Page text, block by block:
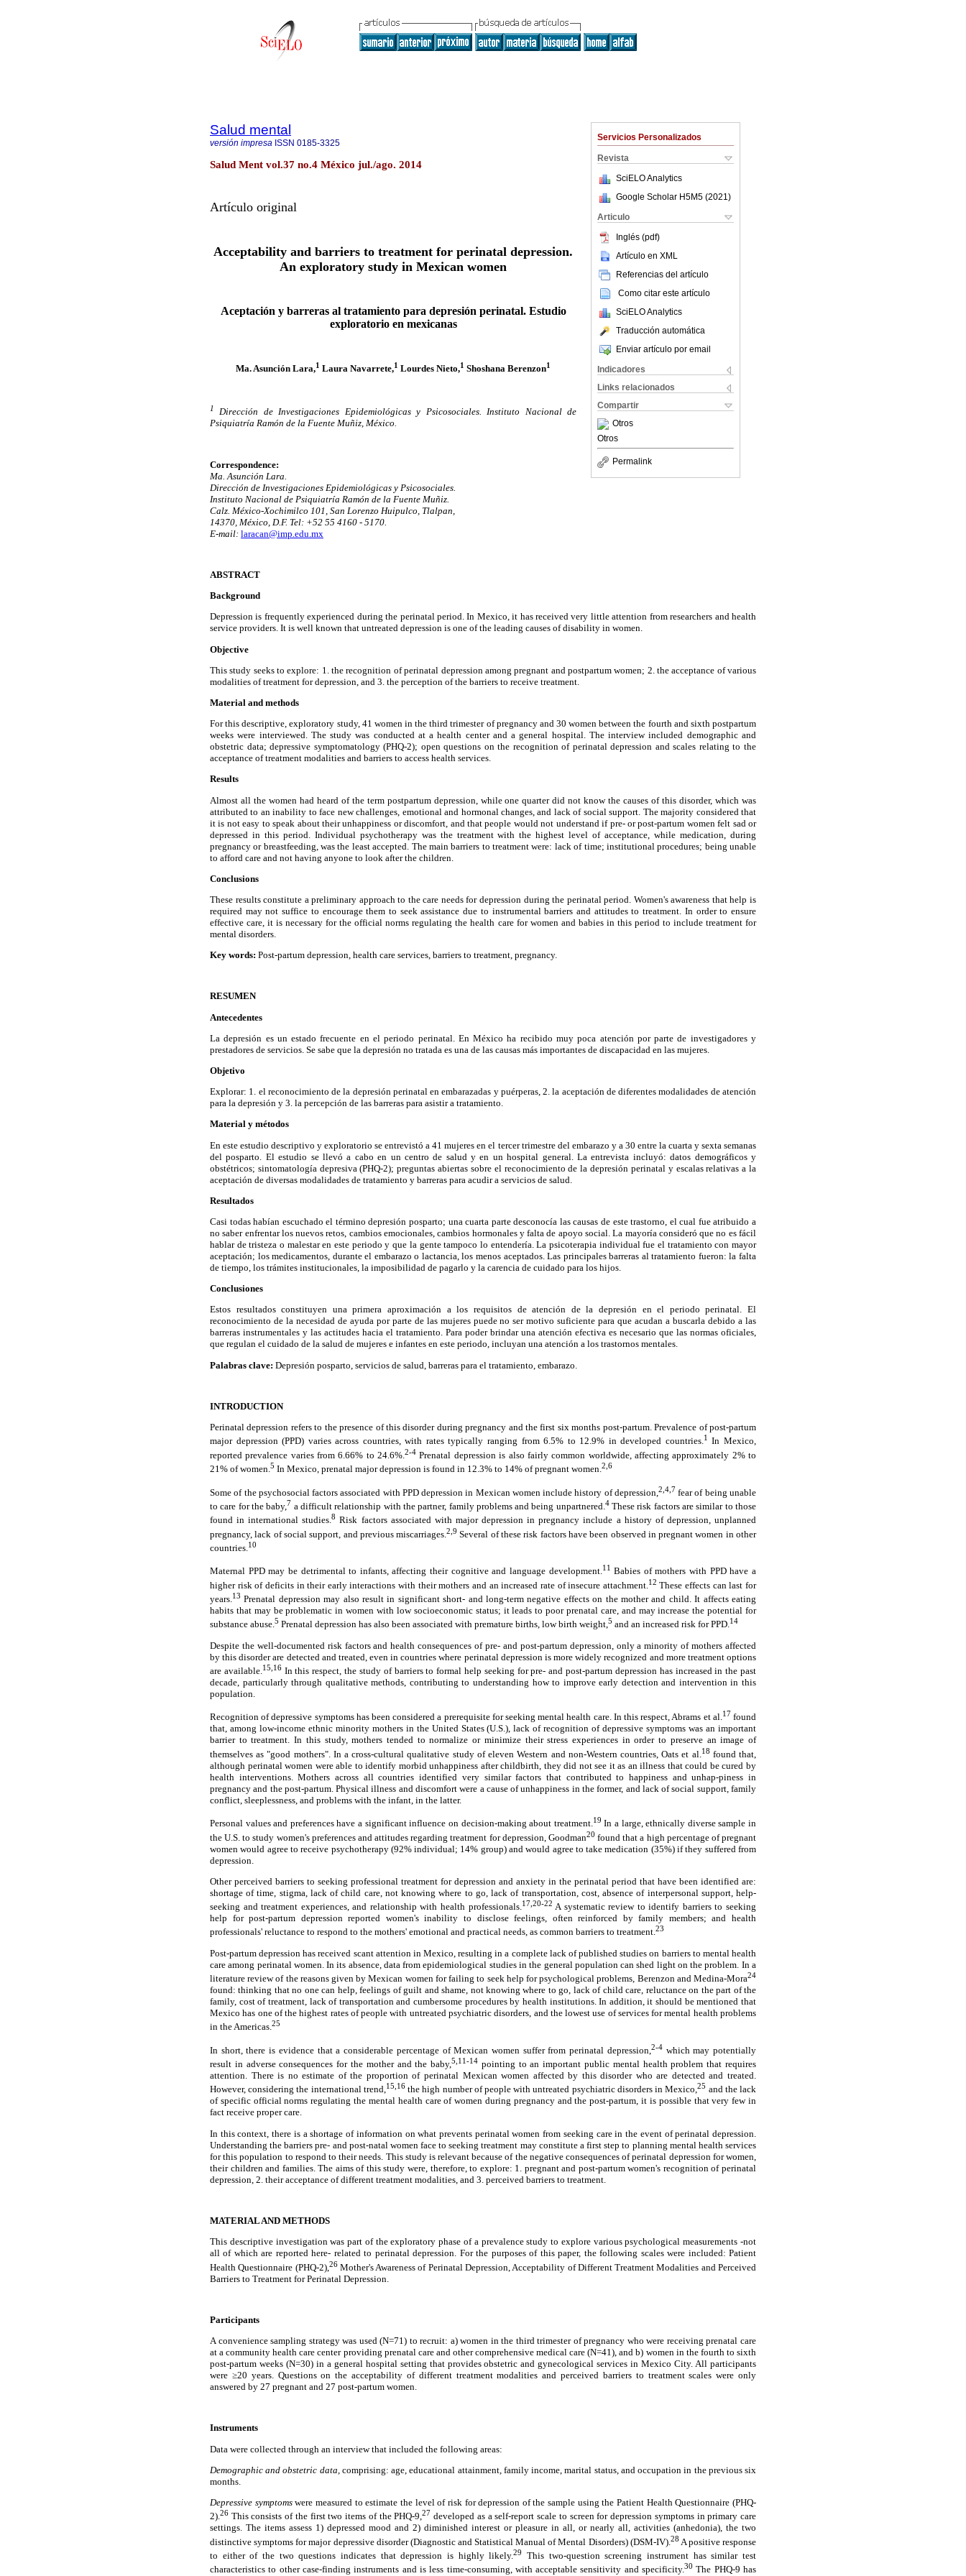
Servicios Personalizados
Revista
SciELO Analytics
Google Scholar H5M5 (2021 )
Articulo
Inglés (pdf)
Artículo en XML
Referencias del artículo
Como citar este artículo
SciELO Analytics
Traducción automática
Enviar artículo por email
Indicadores
Links relacionados
Compartir
Otros
Otros
Permalink
Salud mental
versión impresa ISSN 0185-3325
Salud Ment vol.37 no.4 México jul./ago. 2014
Artículo original
Acceptability and barriers to treatment for perinatal depression.
An exploratory study in Mexican women
Aceptación y barreras al tratamiento para depresión perinatal. Estudio
exploratorio en mexicanas
Ma. Asunción Lara,1 Laura Navarrete,1 Lourdes Nieto,1 Shoshana Berenzon1
1
Dirección de Investigaciones Epidemiológicas y Psicosociales. Instituto Nacional de
Psiquiatría Ramón de la Fuente Muñiz, México.
Correspondence:
Ma. Asunción Lara.
Dirección de Investigaciones Epidemiológicas y Psicosociales.
Instituto Nacional de Psiquiatría Ramón de la Fuente Muñiz.
Calz. México-Xochimilco 101, San Lorenzo Huipulco, Tlalpan,
14370, México, D.F. Tel: +52 55 4160 - 5170.
E-mail: laracan@imp.edu.mx
ABSTRACT
Background
Depression is frequently experienced during the perinatal period. In Mexico, it has received very little attention from researchers and health
service providers. It is well known that untreated depression is one of the leading causes of disability in women.
Objective
This study seeks to explore: 1. the recognition of perinatal depression among pregnant and postpartum women; 2. the acceptance of various
modalities of treatment for depression, and 3. the perception of the barriers to receive treatment.
Material and methods
For this descriptive, exploratory study, 41 women in the third trimester of pregnancy and 30 women between the fourth and sixth postpartum
weeks were interviewed. The study was conducted at a health center and a general hospital. The interview included demographic and
obstetric data; depressive symptomatology (PHQ-2); open questions on the recognition of perinatal depression and scales relating to the
acceptance of treatment modalities and barriers to access health services.
Results
Almost all the women had heard of the term postpartum depression, while one quarter did not know the causes of this disorder, which was
attributed to an inability to face new challenges, emotional and hormonal changes, and lack of social support. The majority considered that
it is not easy to speak about their unhappiness or discomfort, and that people would not understand if pre- or post-partum women felt sad or
depressed in this period. Individual psychotherapy was the treatment with the highest level of acceptance, while medication, during
pregnancy or breastfeeding, was the least accepted. The main barriers to treatment were: lack of time; institutional procedures; being unable
to afford care and not having anyone to look after the children.
Conclusions
These results constitute a preliminary approach to the care needs for depression during the perinatal period. Women's awareness that help is
required may not suffice to encourage them to seek assistance due to instrumental barriers and attitudes to treatment. In order to ensure
effective care, it is necessary for the official norms regulating the health care for women and babies in this period to include treatment for
mental disorders.
Key words: Post-partum depression, health care services, barriers to treatment, pregnancy.
RESUMEN
Antecedentes
La depresión es un estado frecuente en el periodo perinatal. En México ha recibido muy poca atención por parte de investigadores y
prestadores de servicios. Se sabe que la depresión no tratada es una de las causas más importantes de discapacidad en las mujeres.
Objetivo
Explorar: 1. el reconocimiento de la depresión perinatal en embarazadas y puérperas, 2. la aceptación de diferentes modalidades de atención
para la depresión y 3. la percepción de las barreras para asistir a tratamiento.
Material y métodos
En este estudio descriptivo y exploratorio se entrevistó a 41 mujeres en el tercer trimestre del embarazo y a 30 entre la cuarta y sexta semanas
del posparto. El estudio se llevó a cabo en un centro de salud y en un hospital general. La entrevista incluyó: datos demográficos y
obstétricos; sintomatología depresiva (PHQ-2); preguntas abiertas sobre el reconocimiento de la depresión perinatal y escalas relativas a la
aceptación de diversas modalidades de tratamiento y barreras para acudir a servicios de salud.
Resultados
Casi todas habían escuchado el término depresión posparto; una cuarta parte desconocía las causas de este trastorno, el cual fue atribuido a
no saber enfrentar los nuevos retos, cambios emocionales, cambios hormonales y falta de apoyo social. La mayoría consideró que no es fácil
hablar de tristeza o malestar en este periodo y que la gente tampoco lo entendería. La psicoterapia individual fue el tratamiento con mayor
aceptación; los medicamentos, durante el embarazo o lactancia, los menos aceptados. Las principales barreras al tratamiento fueron: la falta
de tiempo, los trámites institucionales, la imposibilidad de pagarlo y la carencia de cuidado para los hijos.
Conclusiones
Estos resultados constituyen una primera aproximación a los requisitos de atención de la depresión en el periodo perinatal. El
reconocimiento de la necesidad de ayuda por parte de las mujeres puede no ser motivo suficiente para que acudan a buscarla debido a las
barreras instrumentales y las actitudes hacia el tratamiento. Para poder brindar una atención efectiva es necesario que las normas oficiales,
que regulan el cuidado de la salud de mujeres e infantes en este periodo, incluyan una atención a los trastornos mentales.
Palabras clave: Depresión posparto, servicios de salud, barreras para el tratamiento, embarazo.
INTRODUCTION
Perinatal depression refers to the presence of this disorder during pregnancy and the first six months post-partum. Prevalence of post-partum
major depression (PPD) varies across countries, with rates typically ranging from 6.5% to 12.9% in developed countries.1 In Mexico,
reported prevalence varies from 6.66% to 24.6%.2-4 Prenatal depression is also fairly common worldwide, affecting approximately 2% to
21% of women.5 In Mexico, prenatal major depression is found in 12.3% to 14% of pregnant women.2,6
Some of the psychosocial factors associated with PPD depression in Mexican women include history of depression, 2,4,7 fear of being unable
to care for the baby,7 a difficult relationship with the partner, family problems and being unpartnered. 4These risk factors are similar to those
found in international studies.8 Risk factors associated with major depression in pregnancy include a history of depression, unplanned
pregnancy, lack of social support, and previous miscarriages.2,9 Several of these risk factors have been observed in pregnant women in other
countries. 10
Maternal PPD may be detrimental to infants, affecting their cognitive and language development.11 Babies of mothers with PPD have a
higher risk of deficits in their early interactions with their mothers and an increased rate of insecure attachment. 12 These effects can last for
years.13 Prenatal depression may also result in significant short- and long-term negative effects on the mother and child. It affects eating
habits that may be problematic in women with low socioeconomic status; it leads to poor prenatal care, and may increase the potential for
substance abuse.5 Prenatal depression has also been associated with premature births, low birth weight,5 and an increased risk for PPD.14
Despite the well-documented risk factors and health consequences of pre- and post-partum depression, only a minority of mothers affected
by this disorder are detected and treated, even in countries where perinatal depression is more widely recognized and more treatment options
are available. 15,16In this respect, the study of barriers to formal help seeking for pre- and post-partum depression has increased in the past
decade, particularly through qualitative methods, contributing to understanding how to improve early detection and intervention in this
population.
Recognition of depressive symptoms has been considered a prerequisite for seeking mental health care. In this respect, Abrams et al.17 found
that, among low-income ethnic minority mothers in the United States (U.S.), lack of recognition of depressive symptoms was an important
barrier to treatment. In this study, mothers tended to normalize or minimize their stress experiences in order to preserve an image of
themselves as "good mothers". In a cross-cultural qualitative study of eleven Western and non-Western countries, Oats et al. 18 found that,
although perinatal women were able to identify morbid unhappiness after childbirth, they did not see it as an illness that could be cured by
health interventions. Mothers across all countries identified very similar factors that contributed to happiness and unhap-piness in
pregnancy and the post-partum. Physical illness and discomfort were a cause of unhappiness in the former, and lack of social support, family
conflict, sleeplessness, and problems with the infant, in the latter.
Personal values and preferences have a significant influence on decision-making about treatment.19 In a large, ethnically diverse sample in
the U.S. to study women's preferences and attitudes regarding treatment for depression, Goodman20 found that a high percentage of pregnant
women would agree to receive psychotherapy (92% individual; 14% group) and would agree to take medication (35%) if they suffered from
depression.
Other perceived barriers to seeking professional treatment for depression and anxiety in the perinatal period that have been identified are:
shortage of time, stigma, lack of child care, not knowing where to go, lack of transportation, cost, absence of interpersonal support, help-
seeking and treatment experiences, and relationship with health professionals.17,20-22 A systematic review to identify barriers to seeking
help for post-partum depression reported women's inability to disclose feelings, often reinforced by family members; and health
professionals' reluctance to respond to the mothers' emotional and practical needs, as common barriers to treatment.23
Post-partum depression has received scant attention in Mexico, resulting in a complete lack of published studies on barriers to mental health
care among perinatal women. In its absence, data from epidemiological studies in the general population can shed light on the problem. In a
literature review of the reasons given by Mexican women for failing to seek help for psychological problems, Berenzon and Medina-Mora24
found: thinking that no one can help, feelings of guilt and shame, not knowing where to go, lack of child care, reluctance on the part of the
family, cost of treatment, lack of transportation and cumbersome procedures by health institutions. In addition, it should be mentioned that
Mexico has one of the highest rates of people with untreated psychiatric disorders, and the lowest use of services for mental health problems
in the Americas.25
In short, there is evidence that a considerable percentage of Mexican women suffer from perinatal depression, 2-4which may potentially
result in adverse consequences for the mother and the baby,5,11-14 pointing to an important public mental health problem that requires
attention. There is no estimate of the proportion of perinatal Mexican women affected by this disorder who are detected and treated.
However, considering the international trend,15,16the high number of people with untreated psychiatric disorders in Mexico,25 and the lack
of specific official norms regulating the mental health care of women during pregnancy and the post-partum, it is possible that very few in
fact receive proper care.
In this context, there is a shortage of information on what prevents perinatal women from seeking care in the event of perinatal depression.
Understanding the barriers pre- and post-natal women face to seeking treatment may constitute a first step to planning mental health services
for this population to respond to their needs. This study is relevant because of the negative consequences of perinatal depression for women,
their children and families. The aims of this study were, therefore, to explore: 1. pregnant and post-partum women's recognition of perinatal
depression, 2. their acceptance of different treatment modalities, and 3. perceived barriers to treatment.
MATERIAL AND METHODS
This descriptive investigation was part of the exploratory phase of a prevalence study to explore various psychological measurements -not
all of which are reported here- related to perinatal depression. For the purposes of this paper, the following scales were included: Patient
Health Questionnaire (PHQ-2), 26Mother's Awareness of Perinatal Depression, Acceptability of Different Treatment Modalities and Perceived
Barriers to Treatment for Perinatal Depression.
Participants
A convenience sampling strategy was used (N=71) to recruit: a) women in the third trimester of pregnancy who were receiving prenatal care
at a community health care center providing prenatal care and other comprehensive medical care (N=41), and b) women in the fourth to sixth
post-partum weeks (N=30) in a general hospital setting that provides obstetric and gynecological services in Mexico City. All participants
were ≥20 years. Questions on the acceptability of different treatment modalities and perceived barriers to treatment scales were only
answered by 27 pregnant and 27 post-partum women.
Instruments
Data were collected through an interview that included the following areas:
Demographic and obstetric data, comprising: age, educational attainment, family income, marital status, and occupation in the previous six
months.
Depressive symptomswere measured to estimate the level of risk for depression of the sample using the Patient Health Questionnaire (PHQ-
2).26 This consists of the first two items of the PHQ-9,27 developed as a self-report scale to screen for depression symptoms in primary care
settings. The items assess 1) depressed mood and 2) diminished interest or pleasure in all, or nearly all, activities (anhedonia), the two
distinctive symptoms for major depressive disorder (Diagnostic and Statistical Manual of Mental Disorders) (DSM-IV). 28 A positive response
to either of the two questions indicates that depression is highly likely.29
This two-question screening instrument has similar test
characteristics to other case-finding instruments and is less time-consuming, with acceptable sensitivity and specificity.30 The PHQ-9 has